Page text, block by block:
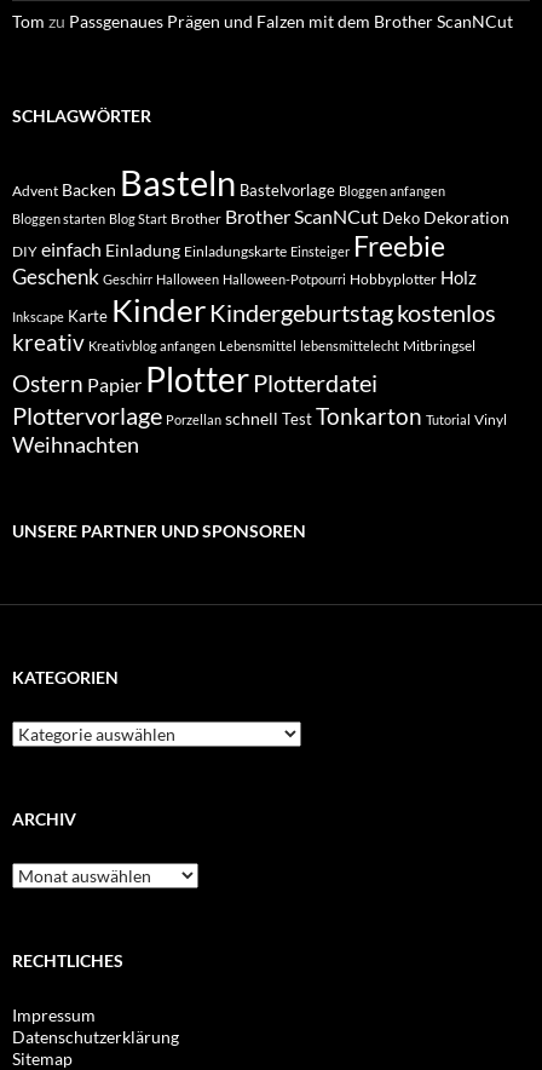
Tom zu Passgenaues Prägen und Falzen mit dem Brother ScanNCut
SCHLAGWÖRTER
Advent Backen Basteln Bastelvorlage Bloggen anfangen
Bloggen starten Blog Start Brother Brother ScanNCut Deko Dekoration
DIY einfach Einladung Einladungskarte Einsteiger Freebie
Geschenk Geschirr Halloween Halloween-Potpourri Hobbyplotter Holz
Inkscape Karte Kinder Kindergeburtstagkostenlos
kreativ Kreativblog anfangen Lebensmittel lebensmittelecht Mitbringsel
Ostern Papier Plotter Plotterdatei
Plottervorlage Porzellan schnell TestTonkarton Tutorial Vinyl
Weihnachten
UNSERE PARTNER UND SPONSOREN
KATEGORIEN
Kategorien
ARCHIV
Archiv
RECHTLICHES
Impressum
Datenschutzerklärung
Sitemap